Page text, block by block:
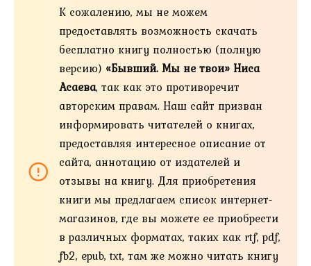
К сожалению, мы не можем
предоставлять возможность скачать
бесплатно книгу полностью (полную
версию) «Бывший. Мы не твои» Ниса
Асаева, так как это противоречит
авторским правам. Наш сайт призван
информировать читателей о книгах,
предоставляя интересное описание от
сайта, аннотацию от издателей и
отзывы на книгу. Для приобретения
книги мы предлагаем список интернет-
магазинов, где вы можете ее приобрести
в различных форматах, таких как rtf, pdf,
fb2, epub, txt, там же можно читать книгу